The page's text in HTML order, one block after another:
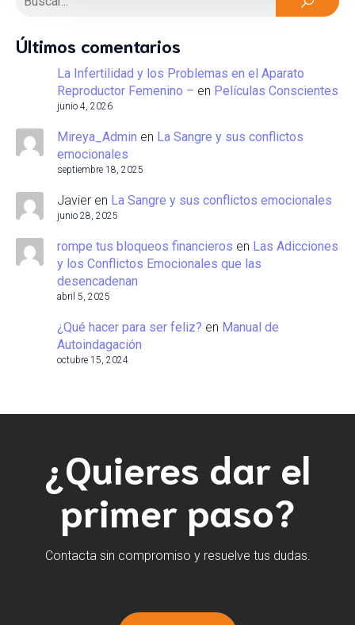
Últimos comentarios
La Infertilidad y los Problemas en el Aparato
Reproductor Femenino – en Películas Conscientes
junio 4, 2026
Mireya_Admin en La Sangre y sus conflictos
emocionales
septiembre 18, 2025
Javier en La Sangre y sus conflictos emocionales
junio 28, 2025
rompe tus bloqueos financieros en Las Adicciones
y los Conflictos Emocionales que las
desencadenan
abril 5, 2025
¿Qué hacer para ser feliz? en Manual de
Autoindagación
octubre 15, 2024
¿Quieres dar el
primer paso?
Contacta sin compromiso y resuelve tus dudas.